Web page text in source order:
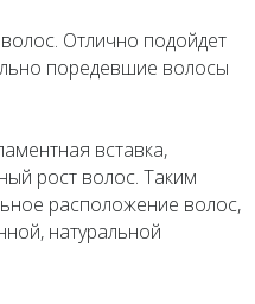
Отлично подойдет
поредевшие волосы
вставка,
рост волос. Таким
расположение волос,
натуральной